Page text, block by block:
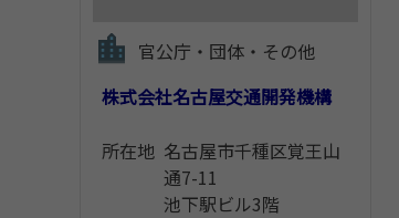
官公庁・団体・その他
株式会社名古屋交通開発機構
所在地 名古屋市千種区覚王山
通7-11
池下駅ビル3階